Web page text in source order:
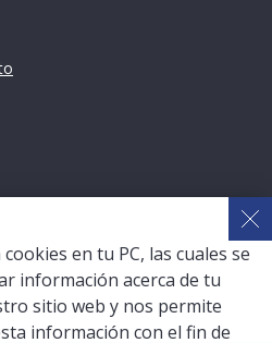
(SGA)
en tu PC, las cuales se
información acerca de tu
sitio web y nos permite
información con el fin de